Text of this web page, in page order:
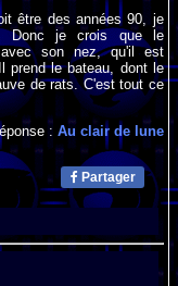
être des années 90, je
Donc je crois que le
son nez, qu'il est
prend le bateau, dont le
de rats. C'est tout ce
: Au clair de lune
Partager